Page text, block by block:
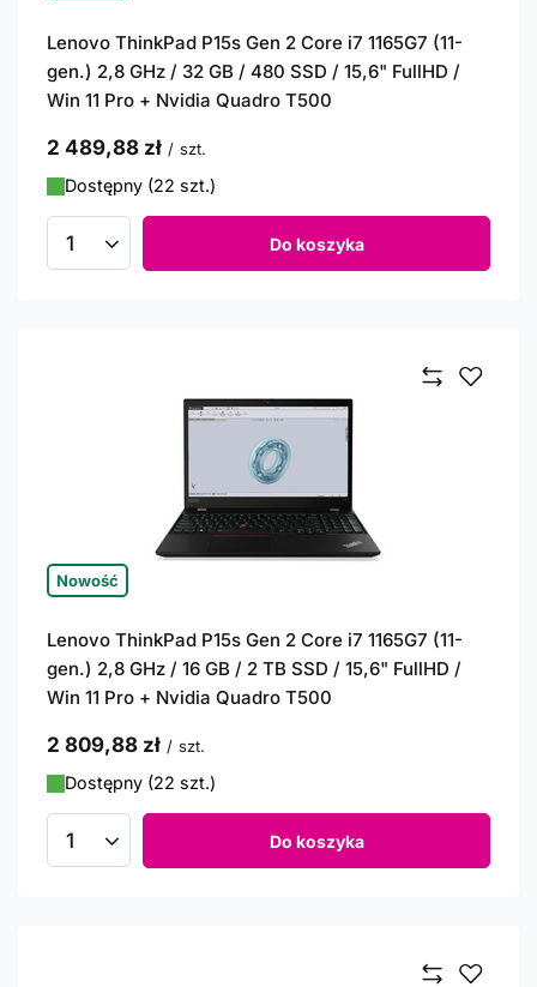
Lenovo ThinkPad P15s Gen 2 Core i7 1165G7 (11-
gen.) 2,8 GHz / 32 GB / 480 SSD / 15,6" FullHD /
Win 11 Pro + Nvidia Quadro T500
2 489,88 zł / szt.
Dostępny (22 szt.)
Ilość produktów Do koszyka
Nowość
Lenovo ThinkPad P15s Gen 2 Core i7 1165G7 (11-
gen.) 2,8 GHz / 16 GB / 2 TB SSD / 15,6" FullHD /
Win 11 Pro + Nvidia Quadro T500
2 809,88 zł / szt.
Dostępny (22 szt.)
Ilość produktów Do koszyka